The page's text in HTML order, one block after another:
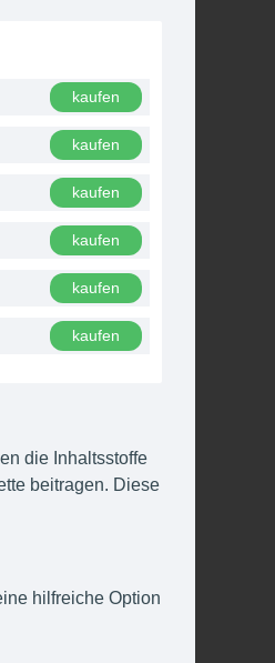
kaufen
kaufen
kaufen
kaufen
kaufen
kaufen
die Inhaltsstoffe
beitragen. Diese
hilfreiche Option